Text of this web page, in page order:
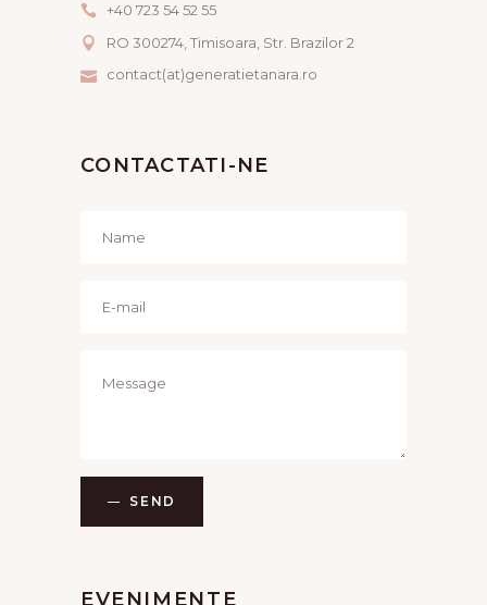
+40 723 54 52 55
RO 300274, Timisoara, Str. Brazilor 2
contact(at)generatietanara.ro
CONTACTATI-NE
SEND
EVENIMENTE